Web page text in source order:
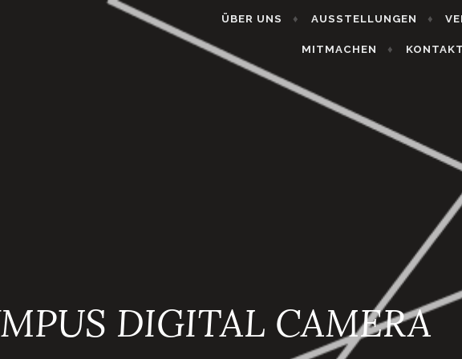
ÜBER UNS AUSSTELLUNGEN
MITMACHEN
DIGITAL CAMERA